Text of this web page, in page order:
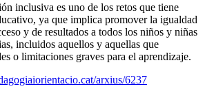
inclusiva es uno de los retos que tiene
ya que implica promover la igualdad
y de resultados a todos los niños y niñas
incluidos aquellos y aquellas que
o limitaciones graves para el aprendizaje.
arxius/6237